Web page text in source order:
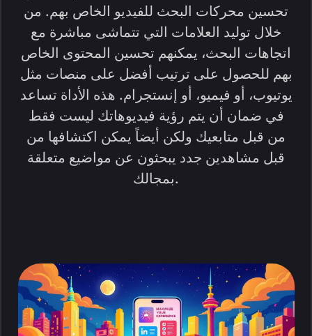
تحسين محركات البحث للفيديو الخاص بهم. من
خلال توليد العلامات التي تتماشى مباشرة مع
اتجاهات البحث، يمكنهم تحسين المحتوى الخاص
بهم للحصول على ترتيب أفضل على منصات مثل
يوتيوب، أو فيميو، أو إنستجرام. هذه الأداة تساعد
في ضمان أن يتم رؤية فيديوهاتك ليست فقط
من قبل متابعيك ولكن أيضاً يمكن اكتشافها من
قبل مشاهدين جدد يبحثون عن مواضيع متعلقة
بمجالك.